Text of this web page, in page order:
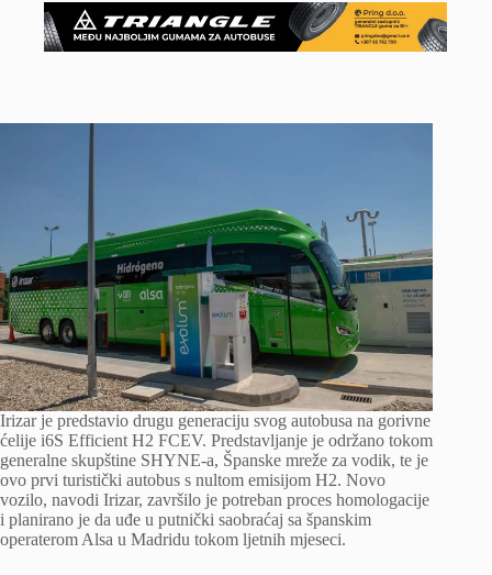
Irizar je predstavio drugu generaciju svog autobusa na gorivne
ćelije i6S Efficient H2 FCEV. Predstavljanje je održano tokom
generalne skupštine SHYNE-a, Španske mreže za vodik, te je
ovo prvi turistički autobus s nultom emisijom H2. Novo
vozilo, navodi Irizar, završilo je potreban proces homologacije
i planirano je da uđe u putnički saobraćaj sa španskim
operaterom Alsa u Madridu tokom ljetnih mjeseci.